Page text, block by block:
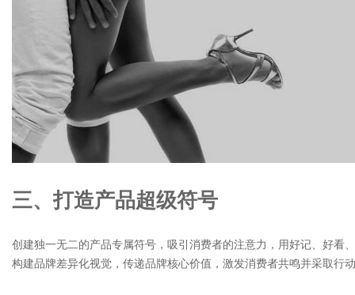
三、打造产品超级符号
创建独一无二的产品专属符号，吸引消费者的注意力，用好记、好看
构建品牌差异化视觉，传递品牌核心价值，激发消费者共鸣并采取行